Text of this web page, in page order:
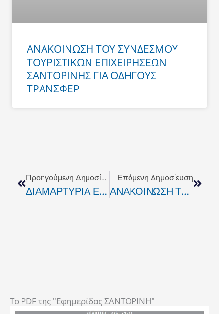
ΑΝΑΚΟΙΝΩΣΗ ΤΟΥ ΣΥΝΔΕΣΜΟΥ
ΤΟΥΡΙΣΤΙΚΩΝ ΕΠΙΧΕΙΡΗΣΕΩΝ
ΣΑΝΤΟΡΙΝΗΣ ΓΙΑ ΟΔΗΓΟΥΣ
ΤΡΑΝΣΦΕΡ
Προηγούμενη Δημοσίευση
ΔΙΑΜΑΡΤΥΡΙΑ ΕΡΓΑΖΟΜΕΝΩΝ ΚΑΤΑ ΤΩΝ ΝΕΩΝ ΟΙΚΟΝΟΜΙΚΩΝ ΜΕΤΡΩΝ
Επόμενη Δημοσίευση
ΑΝΑΚΟΙΝΩΣΗ ΤΟΥ ΔΗΜΑΡΧΟΥ ΓΙΑ ΤΗΝ ΚΑΤΑΛΗΨΗ ΤΟΥ ΔΗΜΑΡΧΕΙΟΥ
To PDF της "Εφημερίδας ΣΑΝΤΟΡΙΝΗ"